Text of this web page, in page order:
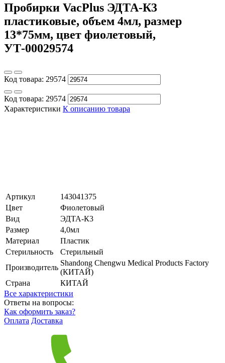
Пробирки VacPlus ЭДТА-К3
пластиковые, объем 4мл, размер
13*75мм, цвет фиолетовый,
УТ-00029574
Код товара: 29574
Код товара: 29574
Характеристики К описанию товара
Артикул
143041375
Цвет
Фиолетовый
Вид
ЭДТА-К3
Размер
4,0мл
Материал
Пластик
Стерильность
Стерильный
Производитель
Shandong Chengwu Medical Products Factory
(КИТАЙ)
Страна
КИТАЙ
Все характеристики
Ответы на вопросы:
Как оформить заказ?
Оплата Доставка